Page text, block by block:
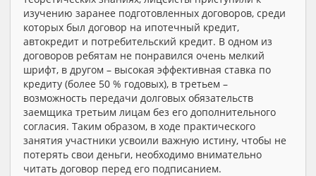
изучению заранее подготовленных договоров, среди
которых был договор на ипотечный кредит,
автокредит и потребительский кредит. В одном из
договоров ребятам не понравился очень мелкий
шрифт, в другом – высокая эффективная ставка по
кредиту (более 50 % годовых), в третьем –
возможность передачи долговых обязательств
заемщика третьим лицам без его дополнительного
согласия. Таким образом, в ходе практического
занятия участники усвоили важную истину, чтобы не
потерять свои деньги, необходимо внимательно
читать договор перед его подписанием.